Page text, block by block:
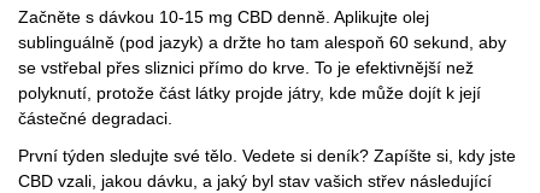
Začněte s dávkou 10-15 mg CBD denně. Aplikujte olej
sublinguálně (pod jazyk) a držte ho tam alespoň 60 sekund, aby
se vstřebal přes sliznici přímo do krve. To je efektivnější než
polyknutí, protože část látky projde játry, kde může dojít k její
částečné degradaci.
První týden sledujte své tělo. Vedete si deník? Zapíšte si, kdy jste
CBD vzali, jakou dávku, a jaký byl stav vašich střev následující